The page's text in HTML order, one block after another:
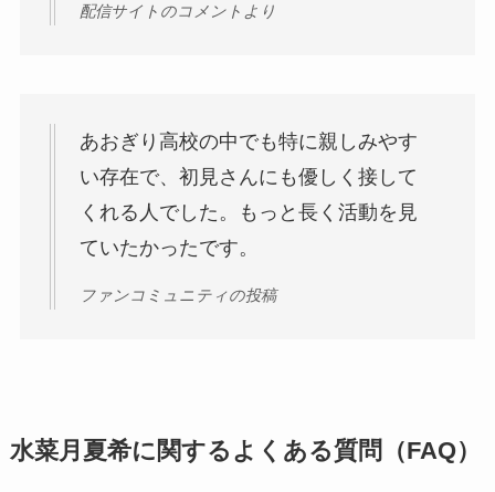
配信サイトのコメントより
あおぎり高校の中でも特に親しみやす
い存在で、初見さんにも優しく接して
くれる人でした。もっと長く活動を見
ていたかったです。
ファンコミュニティの投稿
水菜月夏希に関するよくある質問（FAQ）